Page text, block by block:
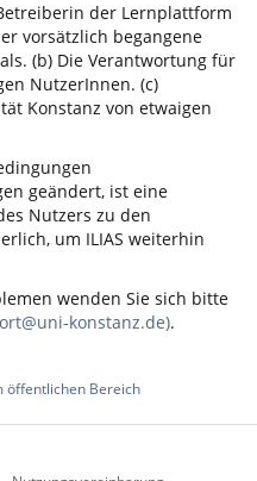
der Lernplattform
vorsätzlich begangene
(b) Die Verantwortung für
NutzerInnen. (c)
Konstanz von etwaigen
geändert, ist eine
Nutzers zu den
um ILIAS weiterhin
wenden Sie sich bitte
konstanz.de).
öffentlichen Bereich